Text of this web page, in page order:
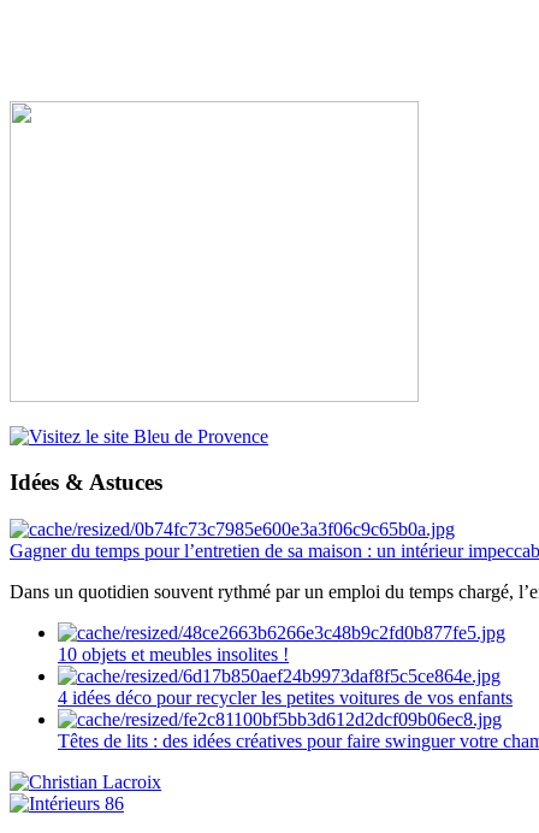
Idées & Astuces
Gagner du temps pour l’entretien de sa maison : un intérieur
Dans un quotidien souvent rythmé par un emploi du temps chargé,
10 objets et meubles insolites !
4 idées déco pour recycler les petites voitures de vos enfants
Têtes de lits : des idées créatives pour faire swinguer votre